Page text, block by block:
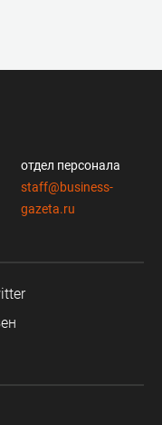
отдел персонала
staff@business-
gazeta.ru